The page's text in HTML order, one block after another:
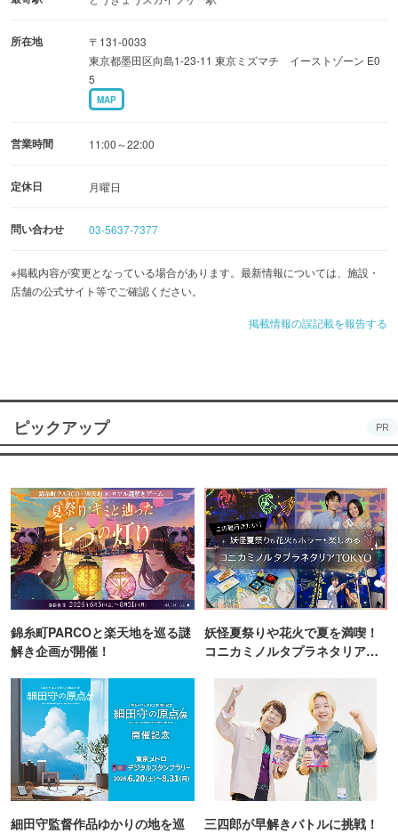
所在地
〒131-0033
東京都墨田区向島1-23-11 東京ミズマチ イーストゾーン E0
5
MAP
営業時間 11:00～22:00
定休日 月曜日
問い合わせ 03-5637-7377
※掲載内容が変更となっている場合があります。最新情報については、施設・
店舗の公式サイト等でご確認ください。
掲載情報の誤記載を報告する
ピックアップ PR
錦糸町PARCOと楽天地を巡る謎
解き企画が開催！
妖怪夏祭りや花火で夏を満喫！
コニカミノルタプラネタリア
細田守監督作品ゆかりの地を巡
三四郎が早解きバトルに挑戦！